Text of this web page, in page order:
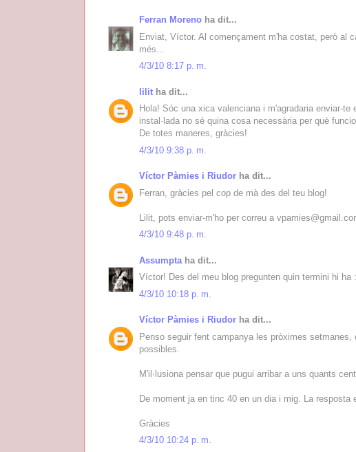
Ferran Moreno ha dit...
Enviat, Víctor. Al començament m'ha costat, però al
més...
4/3/10 8:17 p. m.
lilit ha dit...
Hola! Sóc una xica valenciana i m'agradaria enviar-
instal·lada no sé quina cosa necessària per què
De totes maneres, gràcies!
4/3/10 9:38 p. m.
Víctor Pàmies i Riudor ha dit...
Ferran, gràcies pel cop de mà des del teu blog!
Lilit, pots enviar-m'ho per correu a
4/3/10 9:48 p. m.
Assumpta ha dit...
Víctor! Des del meu blog pregunten quin termini hi ha
4/3/10 10:18 p. m.
Víctor Pàmies i Riudor ha dit...
Penso seguir fent campanya les pròximes
possibles.
M'il·lusiona pensar que pugui arribar a uns quants
De moment ja en tinc 40 en un dia i mig. La resposta
Gràcies
4/3/10 10:24 p. m.